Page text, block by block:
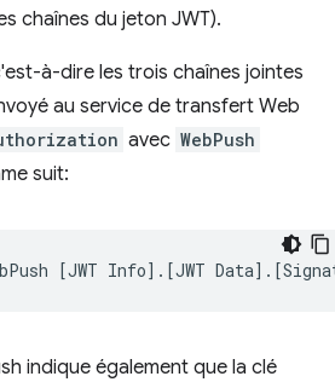
chaînes du jeton JWT).
à-dire les trois chaînes jointes
au service de transfert Web
avec WebPush
suit:
indique également que la clé